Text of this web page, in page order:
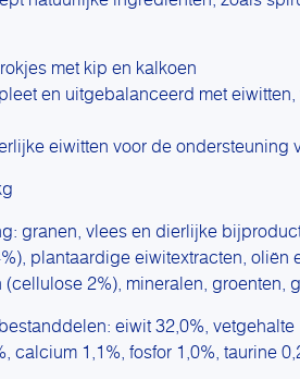
met kip en kalkoen
en uitgebalanceerd met eiwitten,
eiwitten voor de ondersteuning
granen, vlees en dierlijke
plantaardige eiwitextracten, oliën
2%), mineralen, groenten,
eiwit 32,0%, vetgehalte
calcium 1,1%, fosfor 1,0%, taurine